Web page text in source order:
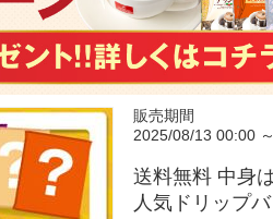
販売期間
2025/08/13 00:00
送料無料 中身
人気ドリップ